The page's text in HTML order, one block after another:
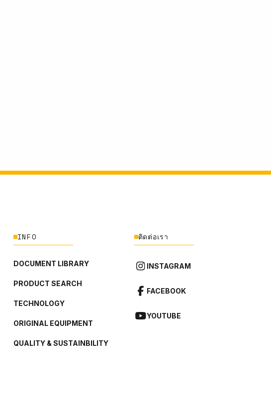
INFO
DOCUMENT LIBRARY
PRODUCT SEARCH
TECHNOLOGY
ORIGINAL EQUIPMENT
QUALITY & SUSTAINBILITY
ติดต่อเรา
INSTAGRAM
FACEBOOK
YOUTUBE